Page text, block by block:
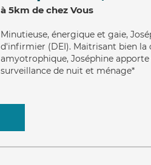
à 5km de chez Vous
Minutieuse, énergique et gaie,
d'infirmier (DEI). Maitrisant bien la
amyotrophique, Joséphine
surveillance de nuit et ménage*